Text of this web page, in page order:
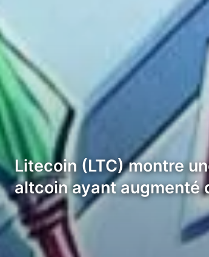
Litecoin (LTC) montre
altcoin ayant augmenté